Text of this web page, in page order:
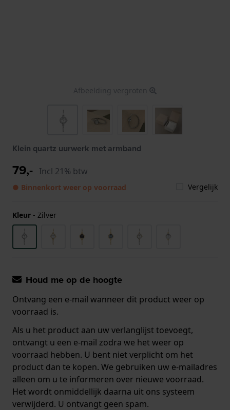
Afbeelding vergroten
Klein quartz uurwerk met armband
79,- Incl 21% btw
● Binnenkort weer op voorraad Vergelijk
Kleur - Zilver
Houd me op de hoogte
Ontvang een e-mail wanneer dit product weer op
voorraad is.
Als u het product aan uw verlanglijst toevoegt,
ontvangt u een e-mail zodra we het weer op
voorraad hebben. U bent niet verplicht om het
product dan te kopen. We gebruiken uw e-mailadres
alleen om u te informeren over nieuwe voorraad.
Het wordt onmiddellijk daarna uit ons systeem
verwijderd. U ontvangt geen spam.